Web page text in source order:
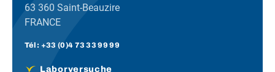
63 360 Saint-Beauzire
FRANCE
Tél : +33 (0)4 73 33 99 99
Laborversuche